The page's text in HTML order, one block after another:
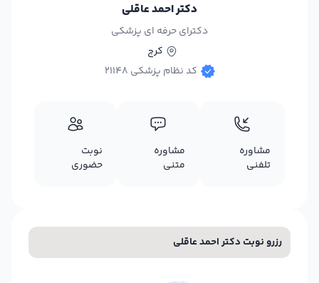
دکتر احمد عاقلی
دکترای حرفه ای پزشکی
کرج
کد نظام پزشکی 21148
مشاوره
تلفنی
مشاوره
متنی
نوبت
حضوری
رزرو نوبت دکتر احمد عاقلی